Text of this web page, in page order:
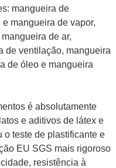
mangueira de
mangueira de vapor,
de ar,
de ventilação, mangueira
de óleo e mangueira
é absolutamente
e aditivos de látex e
o teste de plastificante e
EU SGS mais rigoroso
resistência à